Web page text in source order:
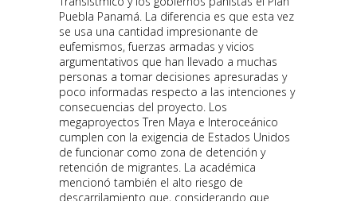
Puebla Panamá. La diferencia es que esta vez
se usa una cantidad impresionante de
eufemismos, fuerzas armadas y vicios
argumentativos que han llevado a muchas
personas a tomar decisiones apresuradas y
poco informadas respecto a las intenciones y
consecuencias del proyecto. Los
megaproyectos Tren Maya e Interoceánico
cumplen con la exigencia de Estados Unidos
de funcionar como zona de detención y
retención de migrantes. La académica
mencionó también el alto riesgo de
descarrilamiento que, considerando que